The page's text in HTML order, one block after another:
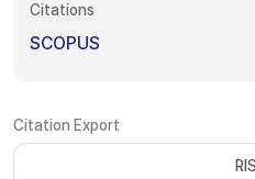
Citations
SCOPUS
Citation Export
RIS